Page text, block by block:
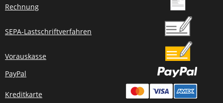
Rechnung
SEPA-Lastschriftverfahren
Vorauskasse
PayPal
Kreditkarte